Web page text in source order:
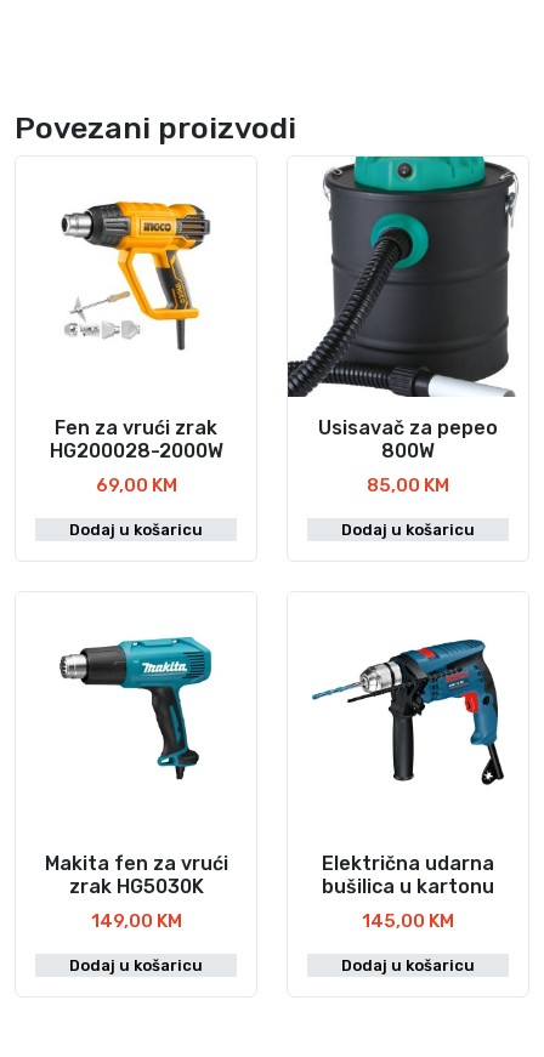
Povezani proizvodi
Fen za vrući zrak
HG200028-2000W
69,00 KM
Dodaj u košaricu
Usisavač za pepeo
800W
85,00 KM
Dodaj u košaricu
Makita fen za vrući
zrak HG5030K
149,00 KM
Dodaj u košaricu
Električna udarna
bušilica u kartonu
145,00 KM
Dodaj u košaricu